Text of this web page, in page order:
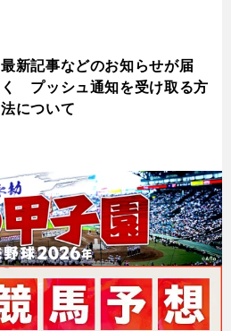
最新記事などのお知らせが届
く プッシュ通知を受け取る方
法について